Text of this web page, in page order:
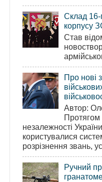
Склад 16-
корпусу
Став
Про нові
Автор:
Протягом
незалежності
користувалися
розрізнення звань,
Ручний